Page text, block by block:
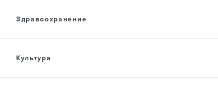
Здравоохранение
Культура